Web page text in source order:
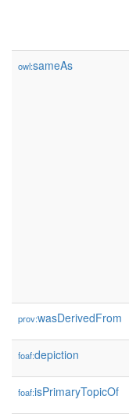
owl:sameAs
prov:wasDerivedFrom
foaf:depiction
foaf:isPrimaryTopicOf